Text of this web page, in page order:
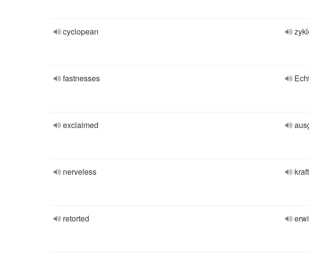
cyclopean
fastnesses
exclaimed
nerveless
retorted